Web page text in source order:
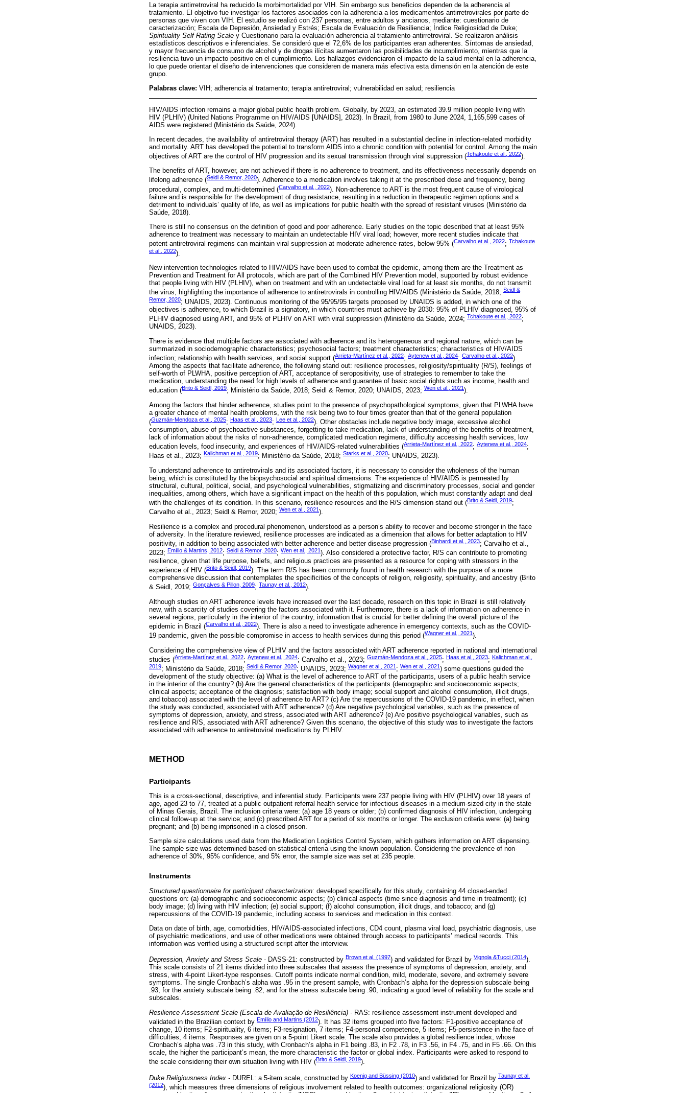
La terapia antirretroviral ha reducido la morbimortalidad por VIH. Sin embargo sus beneficios dependen de la adherencia al
tratamiento. El objetivo fue investigar los factores asociados con la adherencia a los medicamentos antirretrovirales por parte de
personas que viven con VIH. El estudio se realizó con 237 personas, entre adultos y ancianos, mediante: cuestionario de
caracterización; Escala de Depresión, Ansiedad y Estrés; Escala de Evaluación de Resiliencia; Índice Religiosidad de Duke;
Spirituality Self Rating Scale y Cuestionario para la evaluación adherencia al tratamiento antirretroviral. Se realizaron análisis
estadísticos descriptivos e inferenciales. Se consideró que el 72,6% de los participantes eran adherentes. Síntomas de ansiedad,
y mayor frecuencia de consumo de alcohol y de drogas ilícitas aumentaron las posibilidades de incumplimiento, mientras que la
resiliencia tuvo un impacto positivo en el cumplimiento. Los hallazgos evidenciaron el impacto de la salud mental en la adherencia,
lo que puede orientar el diseño de intervenciones que consideren de manera más efectiva esta dimensión en la atención de este
grupo.
Palabras clave: VIH; adherencia al tratamento; terapia antiretroviral; vulnerabilidad en salud; resiliencia
HIV/AIDS infection remains a major global public health problem. Globally, by 2023, an estimated 39.9 million people living with
HIV (PLHIV) (United Nations Programme on HIV/AIDS [UNAIDS], 2023). In Brazil, from 1980 to June 2024, 1,165,599 cases of
AIDS were registered (Ministério da Saúde, 2024).
In recent decades, the availability of antiretroviral therapy (ART) has resulted in a substantial decline in infection-related morbidity
and mortality. ART has developed the potential to transform AIDS into a chronic condition with potential for control. Among the main
objectives of ART are the control of HIV progression and its sexual transmission through viral suppression (Tchakoute et al., 2022).
The benefits of ART, however, are not achieved if there is no adherence to treatment, and its effectiveness necessarily depends on
lifelong adherence (Seidl & Remor, 2020). Adherence to a medication involves taking it at the prescribed dose and frequency, being
procedural, complex, and multi-determined (Carvalho et al., 2022). Non-adherence to ART is the most frequent cause of virological
failure and is responsible for the development of drug resistance, resulting in a reduction in therapeutic regimen options and a
detriment to individuals’ quality of life, as well as implications for public health with the spread of resistant viruses (Ministério da
Saúde, 2018).
There is still no consensus on the definition of good and poor adherence. Early studies on the topic described that at least 95%
adherence to treatment was necessary to maintain an undetectable HIV viral load; however, more recent studies indicate that
potent antiretroviral regimens can maintain viral suppression at moderate adherence rates, below 95% (Carvalho et al., 2022; Tchakoute
et al., 2022).
New intervention technologies related to HIV/AIDS have been used to combat the epidemic, among them are the Treatment as
Prevention and Treatment for All protocols, which are part of the Combined HIV Prevention model, supported by robust evidence
that people living with HIV (PLHIV), when on treatment and with an undetectable viral load for at least six months, do not transmit
the virus, highlighting the importance of adherence to antiretrovirals in controlling HIV/AIDS (Ministério da Saúde, 2018; Seidl &
Remor, 2020; UNAIDS, 2023). Continuous monitoring of the 95/95/95 targets proposed by UNAIDS is added, in which one of the
objectives is adherence, to which Brazil is a signatory, in which countries must achieve by 2030: 95% of PLHIV diagnosed, 95% of
PLHIV diagnosed using ART, and 95% of PLHIV on ART with viral suppression (Ministério da Saúde, 2024; Tchakoute et al., 2022;
UNAIDS, 2023).
There is evidence that multiple factors are associated with adherence and its heterogeneous and regional nature, which can be
summarized in sociodemographic characteristics; psychosocial factors; treatment characteristics; characteristics of HIV/AIDS
infection; relationship with health services, and social support (Arrieta-Martínez et al., 2022; Aytenew et al., 2024; Carvalho et al., 2022).
Among the aspects that facilitate adherence, the following stand out: resilience processes, religiosity/spirituality (R/S), feelings of
self-worth of PLWHA, positive perception of ART, acceptance of seropositivity, use of strategies to remember to take the
medication, understanding the need for high levels of adherence and guarantee of basic social rights such as income, health and
education (Brito & Seidl, 2019; Ministério da Saúde, 2018; Seidl & Remor, 2020; UNAIDS, 2023; Wen et al., 2021).
Among the factors that hinder adherence, studies point to the presence of psychopathological symptoms, given that PLWHA have
a greater chance of mental health problems, with the risk being two to four times greater than that of the general population
(Guzmán-Mendoza et al., 2025; Haas et al., 2023; Lee et al., 2022). Other obstacles include negative body image, excessive alcohol
consumption, abuse of psychoactive substances, forgetting to take medication, lack of understanding of the benefits of treatment,
lack of information about the risks of non-adherence, complicated medication regimens, difficulty accessing health services, low
education levels, food insecurity, and experiences of HIV/AIDS-related vulnerabilities (Arrieta-Martínez et al., 2022; Aytenew et al., 2024;
Haas et al., 2023; Kalichman et al., 2019; Ministério da Saúde, 2018; Starks et al., 2020; UNAIDS, 2023).
To understand adherence to antiretrovirals and its associated factors, it is necessary to consider the wholeness of the human
being, which is constituted by the biopsychosocial and spiritual dimensions. The experience of HIV/AIDS is permeated by
structural, cultural, political, social, and psychological vulnerabilities, stigmatizing and discriminatory processes, social and gender
inequalities, among others, which have a significant impact on the health of this population, which must constantly adapt and deal
with the challenges of its condition. In this scenario, resilience resources and the R/S dimension stand out (Brito & Seidl, 2019;
Carvalho et al., 2023; Seidl & Remor, 2020; Wen et al., 2021 ).
Resilience is a complex and procedural phenomenon, understood as a person’s ability to recover and become stronger in the face
of adversity. In the literature reviewed, resilience processes are indicated as a dimension that allows for better adaptation to HIV
positivity, in addition to being associated with better adherence and better disease progression (Binhardi et al., 2023; Carvalho et al.,
2023; Emílio & Martins, 2012; Seidl & Remor, 2020; Wen et al., 2021 ). Also considered a protective factor, R/S can contribute to promoting
resilience, given that life purpose, beliefs, and religious practices are presented as a resource for coping with stressors in the
experience of HIV (Brito & Seidl, 2019). The term R/S has been commonly found in health research with the purpose of a more
comprehensive discussion that contemplates the specificities of the concepts of religion, religiosity, spirituality, and ancestry (Brito
& Seidl, 2019; Gonçalves & Pillon, 2009; Taunay et al., 2012).
Although studies on ART adherence levels have increased over the last decade, research on this topic in Brazil is still relatively
new, with a scarcity of studies covering the factors associated with it. Furthermore, there is a lack of information on adherence in
several regions, particularly in the interior of the country, information that is crucial for better defining the overall picture of the
epidemic in Brazil (Carvalho et al., 2022). There is also a need to investigate adherence in emergency contexts, such as the COVID-
19 pandemic, given the possible compromise in access to health services during this period (Wagner et al., 2021).
Considering the comprehensive view of PLHIV and the factors associated with ART adherence reported in national and international
studies (Arrieta-Martínez et al., 2022; Aytenew et al., 2024; Carvalho et al., 2023; Guzmán-Mendoza et al., 2025; Haas et al., 2023; Kalichman et al.,
2019; Ministério da Saúde, 2018; Seidl & Remor, 2020; UNAIDS, 2023; Wagner et al., 2021 ; Wen et al., 2021) some questions guided the
development of the study objective: (a) What is the level of adherence to ART of the participants, users of a public health service
in the interior of the country? (b) Are the general characteristics of the participants (demographic and socioeconomic aspects;
clinical aspects; acceptance of the diagnosis; satisfaction with body image; social support and alcohol consumption, illicit drugs,
and tobacco) associated with the level of adherence to ART? (c) Are the repercussions of the COVID-19 pandemic, in effect, when
the study was conducted, associated with ART adherence? (d) Are negative psychological variables, such as the presence of
symptoms of depression, anxiety, and stress, associated with ART adherence? (e) Are positive psychological variables, such as
resilience and R/S, associated with ART adherence? Given this scenario, the objective of this study was to investigate the factors
associated with adherence to antiretroviral medications by PLHIV.
METHOD
Participants
This is a cross-sectional, descriptive, and inferential study. Participants were 237 people living with HIV (PLHIV) over 18 years of
age, aged 23 to 77, treated at a public outpatient referral health service for infectious diseases in a medium-sized city in the state
of Minas Gerais, Brazil. The inclusion criteria were: (a) age 18 years or older; (b) confirmed diagnosis of HIV infection, undergoing
clinical follow-up at the service; and (c) prescribed ART for a period of six months or longer. The exclusion criteria were: (a) being
pregnant; and (b) being imprisoned in a closed prison.
Sample size calculations used data from the Medication Logistics Control System, which gathers information on ART dispensing.
The sample size was determined based on statistical criteria using the known population. Considering the prevalence of non-
adherence of 30%, 95% confidence, and 5% error, the sample size was set at 235 people.
Instruments
Structured questionnaire for participant characterization: developed specifically for this study, containing 44 closed-ended
questions on: (a) demographic and socioeconomic aspects; (b) clinical aspects (time since diagnosis and time in treatment); (c)
body image; (d) living with HIV infection; (e) social support; (f) alcohol consumption, illicit drugs, and tobacco; and (g)
repercussions of the COVID-19 pandemic, including access to services and medication in this context.
Data on date of birth, age, comorbidities, HIV/AIDS-associated infections, CD4 count, plasma viral load, psychiatric diagnosis, use
of psychiatric medications, and use of other medications were obtained through access to participants’ medical records. This
information was verified using a structured script after the interview.
Depression, Anxiety and Stress Scale - DASS-21: constructed by Brown et al. (1997) and validated for Brazil by Vignola &Tucci (2014).
This scale consists of 21 items divided into three subscales that assess the presence of symptoms of depression, anxiety, and
stress, with 4-point Likert-type responses. Cutoff points indicate normal condition, mild, moderate, severe, and extremely severe
symptoms. The single Cronbach’s alpha was .95 in the present sample, with Cronbach’s alpha for the depression subscale being
.93, for the anxiety subscale being .82, and for the stress subscale being .90, indicating a good level of reliability for the scale and
subscales.
Resilience Assessment Scale (Escala de Avaliação de Resiliência) - RAS: resilience assessment instrument developed and
validated in the Brazilian context by Emílio and Martins (2012). It has 32 items grouped into five factors: F1-positive acceptance of
change, 10 items; F2-spirituality, 6 items; F3-resignation, 7 items; F4-personal competence, 5 items; F5-persistence in the face of
difficulties, 4 items. Responses are given on a 5-point Likert scale. The scale also provides a global resilience index, whose
Cronbach’s alpha was .73 in this study, with Cronbach’s alpha in F1 being .83, in F2 .78, in F3 .56, in F4 .75, and in F5 .66. On this
scale, the higher the participant’s mean, the more characteristic the factor or global index. Participants were asked to respond to
the scale considering their own situation living with HIV (Brito & Seidl, 2019).
Duke Religiousness Index - DUREL: a 5-item scale, constructed by Koenig and Büssing (2010) and validated for Brazil by Taunay et al.
(2012), which measures three dimensions of religious involvement related to health outcomes: organizational religiosity (OR)